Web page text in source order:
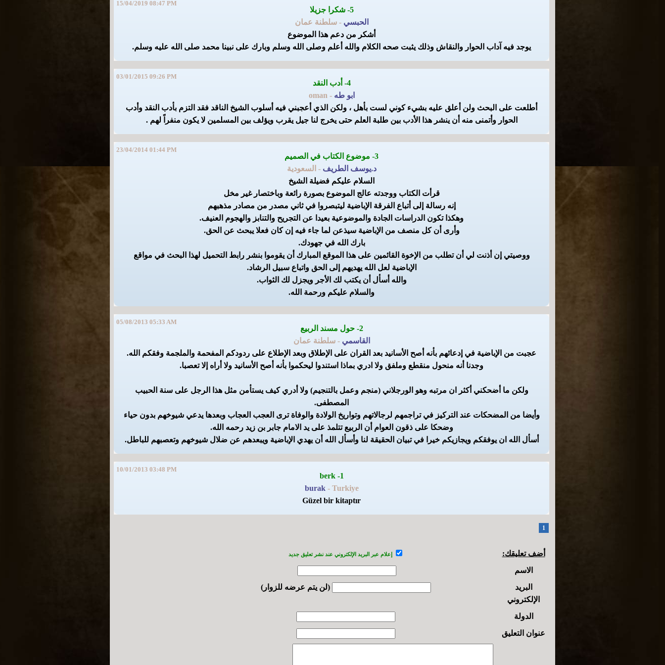
5- شكرا جزيلا
الحبسي - سلطنة عمان
15/04/2019 08:47 PM
أشكر من دعم هذا الموضوع
يوجد فيه آداب الحوار والنقاش وذلك يثبت صحه الكلام والله أعلم وصلى الله وسلم وبارك على نبينا محمد صلى الله عليه وسلم.
4- أدب النقد
ابو طه - oman
03/01/2015 09:26 PM
أطلعت على البحث ولن أعلق عليه بشيء كوني لست بأهل ، ولكن الذي أعجبني فيه أسلوب الشيخ الناقد فقد التزم بأدب النقد وأدب
الحوار وأتمنى منه أن ينشر هذا الأدب بين طلبة العلم حتى يخرج لنا جيل يقرب ويؤلف بين المسلمين لا يكون منفراً لهم .
3- موضوع الكتاب في الصميم
د.يوسف الطريف - السعودية
23/04/2014 01:44 PM
السلام عليكم فضيلة الشيخ
قرأت الكتاب ووجدته عالج الموضوع بصورة رائعة وباختصار غير مخل
إنه رسالة إلى أتباع الفرقة الإباضية ليتبصروا في ثاني مصدر من مصادر مذهبهم
وهكذا تكون الدراسات الجادة والموضوعية بعيدا عن التجريح والتنابز والهجوم العنيف.
وأرى أن كل منصف من الإباضية سيذعن لما جاء فيه إن كان فعلا يبحث عن الحق.
بارك الله في جهودك.
ووصيتي إن أذنت لي أن تطلب من الإخوة القائمين على هذا الموقع المبارك أن يقوموا بنشر رابط التحميل لهذا البحث في مواقع
الإباضية لعل الله يهديهم إلى الحق واتباع سبيل الرشاد.
والله أسأل أن يكتب لك الأجر ويجزل لك الثواب.
والسلام عليكم ورحمة الله.
2- حول مسند الربيع
القاسمي - سلطنة عمان
05/08/2013 05:33 AM
عجبت من الإباضية في إدعائهم بأنه أصح الأسانيد بعد القران على الإطلاق وبعد الإطلاع على ردودكم المفحمة والملجمة وفقكم الله.
وجدنا أنه منحول منقطع وملفق ولا ادري بماذا استندوا ليحكموا بأنه أصح الأسانيد ولا أراه إلا تعصبا.
ولكن ما أضحكني أكثر ان مرتبه وهو الورجلاني (منجم وعمل بالتنجيم) ولا أدري كيف يستأمن مثل هذا الرجل على سنة الحبيب
المصطفى.
وأيضا من المضحكات عند التركيز في تراجمهم لرجالاتهم وتواريخ الولادة والوفاة ترى العجب العجاب وبعدها يدعي شيوخهم بدون حياء
وضحكا على ذقون العوام أن الربيع تتلمذ على يد الامام جابر بن زيد رحمه الله.
أسأل الله ان يوفقكم ويجازيكم خيرا في تبيان الحقيقة لنا وأسأل الله أن يهدي الإباضية ويبعدهم عن ضلال شيوخهم وتعصبهم للباطل.
1- berk
burak - Turkiye
10/01/2013 03:48 PM
Güzel bir kitaptır
1
أضف تعليقك: إعلام عبر البريد الإلكتروني عند نشر تعليق جديد
الاسم
البريد
الإلكتروني
(لن يتم عرضه للزوار)
الدولة
عنوان التعليق